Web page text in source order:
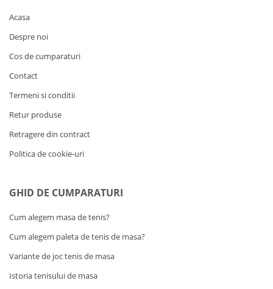
Acasa
Despre noi
Cos de cumparaturi
Contact
Termeni si conditii
Retur produse
Retragere din contract
Politica de cookie-uri
GHID DE CUMPARATURI
Cum alegem masa de tenis?
Cum alegem paleta de tenis de masa?
Variante de joc tenis de masa
Istoria tenisului de masa